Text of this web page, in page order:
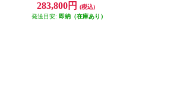
付/W/2026年度 CS-X406D2-ESET
283,800円
(税込)
発送目安: 即納（在庫あり）